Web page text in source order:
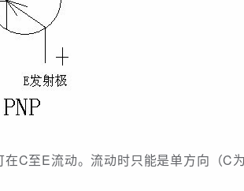
C至E流动。流动时只能是单方向（C